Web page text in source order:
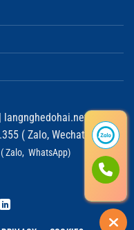
| langnghedohai.net
( Zalo, Wechat, Viber,
Zalo, WhatsApp)